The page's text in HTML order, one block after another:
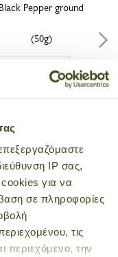
IP σας,
για να
σε πληροφορίες
τις
περιεχόμενο, την
Black Pepper ground
(50g)